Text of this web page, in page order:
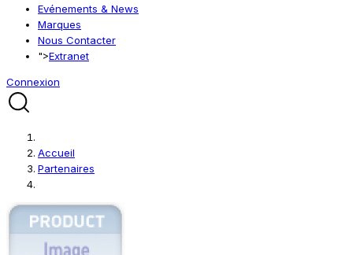
Evénements & News
Marques
Nous Contacter
">Extranet
Connexion
Accueil
Partenaires